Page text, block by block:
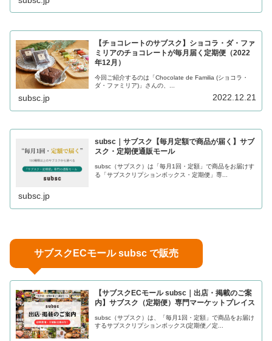
【チョコレートのサブスク】ショコラ・ダ・ファ
ミリアのチョコレートが毎月届く定期便（2022
年12月）
今回ご紹介するのは「Chocolate de Familia (ショコラ・
ダ・ファミリア)」さんの、...
subsc.jp 2022.12.21
subsc｜サブスク【毎月定額で商品が届く】サブ
スク・定期便通販モール
subsc（サブスク）は「毎月1回・定額」で商品をお届けす
る「サブスクリプションボックス・定期便」専...
subsc.jp
サブスクECモール subsc で販売
【サブスクECモール subsc｜出店・掲載のご案
内】サブスク（定期便）専門マーケットプレイス
subsc（サブスク）は、「毎月1回・定額」で商品をお届け
するサブスクリプションボックス(定期便／定...